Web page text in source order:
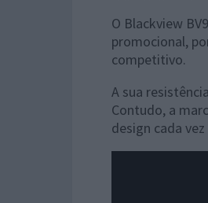
O Blackview
promocional,
competitivo.
A sua
Contudo, a
design cada